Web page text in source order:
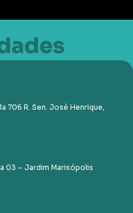
706 R. Sen. José Henrique,
03 – Jardim Marisópolis